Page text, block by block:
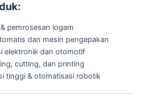
pemrosesan logam
dan mesin pengepakan
elektronik dan otomotif
cutting, dan printing
tinggi & otomatisasi robotik